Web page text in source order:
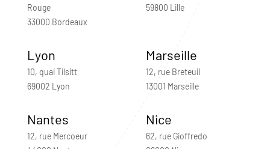
Rouge
33000 Bordeaux
59800 Lille
Lyon
10, quai Tilsitt
69002 Lyon
Marseille
12, rue Breteuil
13001 Marseille
Nantes
12, rue Mercoeur
Nice
62, rue Gioffredo